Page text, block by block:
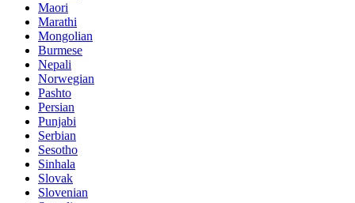
Maori
Marathi
Mongolian
Burmese
Nepali
Norwegian
Pashto
Persian
Punjabi
Serbian
Sesotho
Sinhala
Slovak
Slovenian